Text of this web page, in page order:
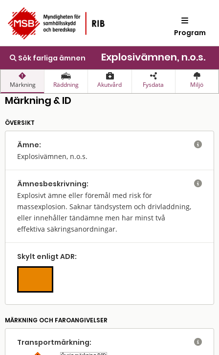
Program
Sök farliga ämnen Explosivämnen, n.o.s.
Märkning Räddning Akutvård Fysdata Miljö
Märkning & ID
ÖVERSIKT
Ämne:
Explosivämnen, n.o.s.

Ämnes­beskrivning:
Explosivt ämne eller föremål med risk för
massexplosion. Saknar tändsystem och drivladdning,
eller innehåller tändämne men har minst två
effektiva säkringsanordningar.

Skylt enligt ADR:
MÄRKNING OCH FAROANGIVELSER
Transport­märkning: 